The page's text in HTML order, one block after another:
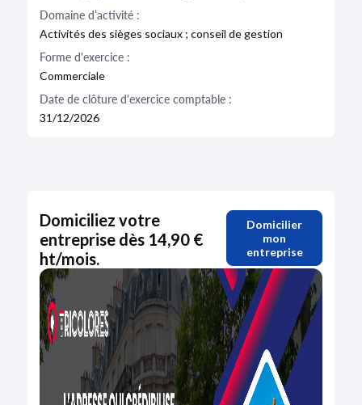
Domaine d’activité :
Activités des sièges sociaux ; conseil de gestion
Forme d'exercice :
Commerciale
Date de clôture d'exercice comptable :
31/12/2026
Domiciliez votre
entreprise dès 14,90 €
ht/mois.
Domicilier
mon
entreprise